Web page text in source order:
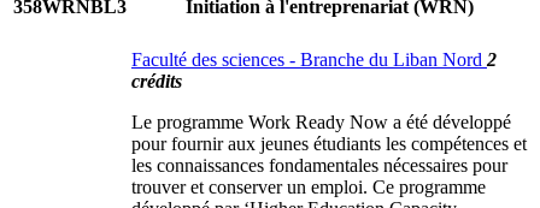
358WRNBL3 Initiation à l'entreprenariat (WRN)
Faculté des sciences - Branche du Liban Nord 2
crédits
Le programme Work Ready Now a été développé
pour fournir aux jeunes étudiants les compétences et
les connaissances fondamentales nécessaires pour
trouver et conserver un emploi. Ce programme